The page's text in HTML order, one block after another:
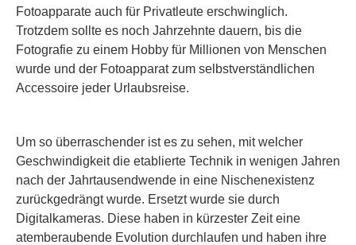
Fotoapparate auch für Privatleute erschwinglich.
Trotzdem sollte es noch Jahrzehnte dauern, bis die
Fotografie zu einem Hobby für Millionen von Menschen
wurde und der Fotoapparat zum selbstverständlichen
Accessoire jeder Urlaubsreise.
Um so überraschender ist es zu sehen, mit welcher
Geschwindigkeit die etablierte Technik in wenigen Jahren
nach der Jahrtausendwende in eine Nischenexistenz
zurückgedrängt wurde. Ersetzt wurde sie durch
Digitalkameras. Diese haben in kürzester Zeit eine
atemberaubende Evolution durchlaufen und haben ihre